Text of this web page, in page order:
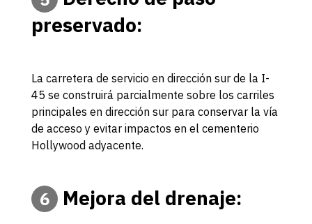
preservado:
La carretera de servicio en dirección sur de la I-
45 se construirá parcialmente sobre los carriles
principales en dirección sur para conservar la vía
de acceso y evitar impactos en el cementerio
Hollywood adyacente.
6 Mejora del drenaje: